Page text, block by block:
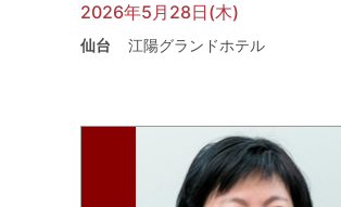
2026年5月28日(木)
仙台 江陽グランドホテル